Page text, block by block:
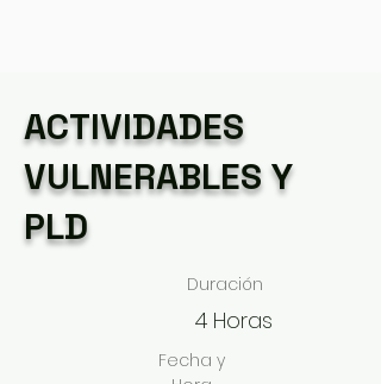
ACTIVIDADES
VULNERABLES Y
PLD
Duración
4 Horas
Fecha y